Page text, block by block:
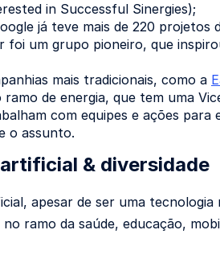
in Successful Sinergies);
já teve mais de 220 projetos
foi um grupo pioneiro, que
mais tradicionais, como a
de energia, que tem uma
com equipes e ações para
o assunto.
& diversidade
apesar de ser uma tecnologia
ramo da saúde, educação,